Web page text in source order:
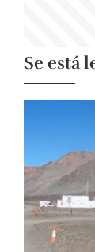
Se está